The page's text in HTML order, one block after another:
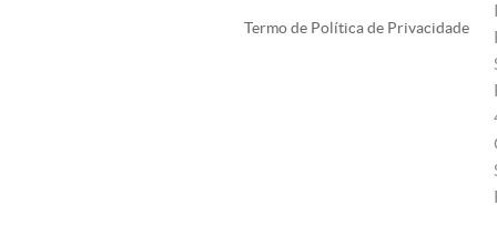
Termo de Política de Privacidade